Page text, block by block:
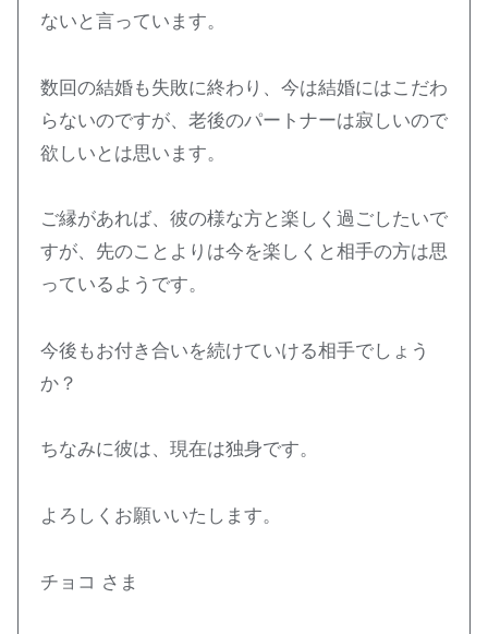
ないと言っています。
数回の結婚も失敗に終わり、今は結婚にはこだわ
らないのですが、老後のパートナーは寂しいので
欲しいとは思います。
ご縁があれば、彼の様な方と楽しく過ごしたいで
すが、先のことよりは今を楽しくと相手の方は思
っているようです。
今後もお付き合いを続けていける相手でしょう
か？
ちなみに彼は、現在は独身です。
よろしくお願いいたします。
チョコ さま